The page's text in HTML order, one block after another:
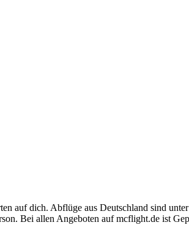
auf dich. Abflüge aus Deutschland sind
Bei allen Angeboten auf mcflight.de ist